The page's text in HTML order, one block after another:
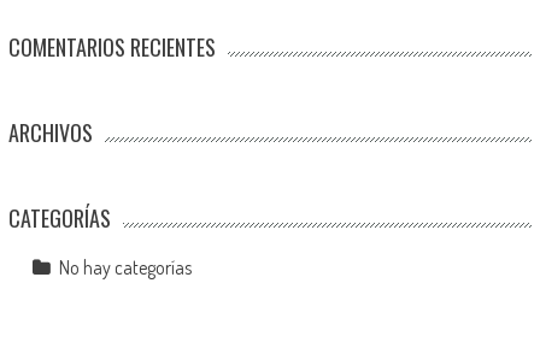
COMENTARIOS RECIENTES
ARCHIVOS
CATEGORÍAS
No hay categorías